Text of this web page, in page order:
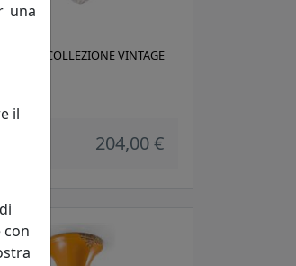
COLLEZIONE VINTAGE
204,00 €
una
il
con